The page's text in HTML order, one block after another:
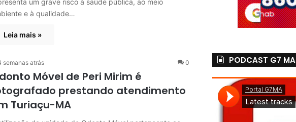
e à qualidade…
Leia mais »
semanas atrás 0
Móvel de Peri Mirim é
prestando atendimento
Turiaçu-MA
PODCAST G7 MA